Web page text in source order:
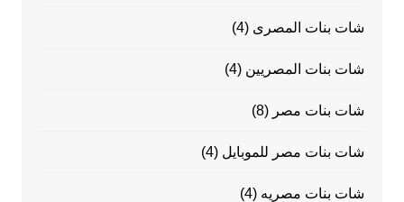
شات بنات المصرى (4)
شات بنات المصريين (4)
شات بنات مصر (8)
شات بنات مصر للموبايل (4)
شات بنات مصريه (4)